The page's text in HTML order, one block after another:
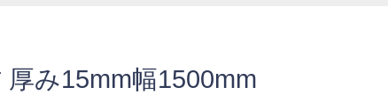
み15mm幅1500mm